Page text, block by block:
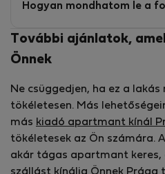
Hogyan mondhatom le a
További ajánlatok,
Önnek
Ne csüggedjen, ha ez a lakás
tökéletesen. Más
más kiadó apartmant kínál
tökéletesek az Ön számára.
akár tágas apartmant keres,
szállást kínálja Önnek Prága